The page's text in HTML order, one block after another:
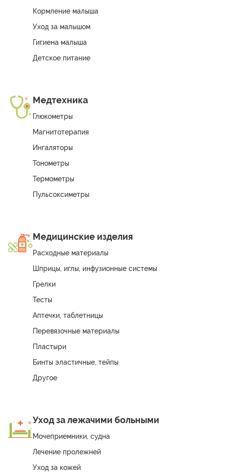
Кормление малыша
Уход за малышом
Гигиена малыша
Детское питание
Медтехника
Глюкометры
Магнитотерапия
Ингаляторы
Тонометры
Термометры
Пульсоксиметры
Медицинские изделия
Расходные материалы
Шприцы, иглы, инфузионные системы
Грелки
Тесты
Аптечки, таблетницы
Перевязочные материалы
Пластыри
Бинты эластичные, тейпы
Другое
Уход за лежачими больными
Мочеприемники, судна
Лечение пролежней
Уход за кожей